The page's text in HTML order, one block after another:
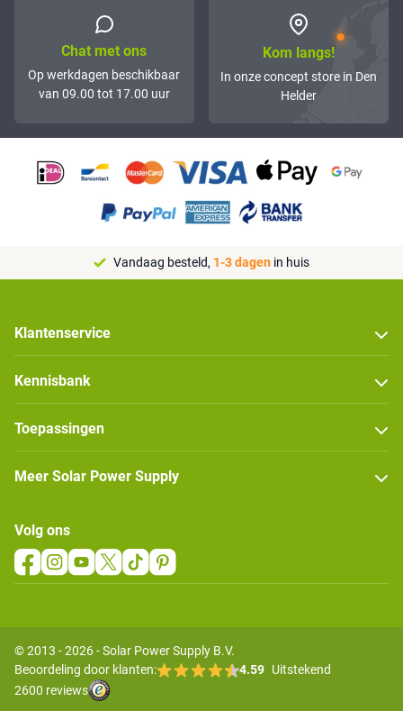
Chat met ons
Op werkdagen beschikbaar
van 09.00 tot 17.00 uur
Kom langs!
In onze concept store in Den
Helder
Vandaag besteld, 1-3 dagen in huis
Klantenservice
Kennisbank
Toepassingen
Meer Solar Power Supply
Volg ons
© 2013 - 2026 - Solar Power Supply B.V.
Beoordeling door klanten:
4.59 Uitstekend
2600 reviews